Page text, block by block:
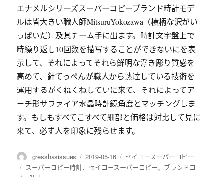
エナメルシリーズスーパーコピーブランド時計モデ
ルは皆大きい職人師MitsuruYokozawa（横柄な沢がい
っぱいだ）及其チーム手に出ます。時計文字盤上で
時繰り返し10回数を描写することができないにを表
示して、それによってそれら鮮明な浮き彫り質感を
高めて、針てっぺんが職人から熟達している技術を
運用するがくねくねしていに来て、それによってア
ーチ形サファイア水晶時計鏡角度とマッチングしま
す。もしもすべてこすべて細部と価格は対比して見に
来て、必ず人を印象に残らせます。
作
者
gresshasissues
发
布
2019-05-16
分
类
セイコースーパーコピー
标
スーパーコピー時計、 セイコースーパーコピー、 ブランドコ